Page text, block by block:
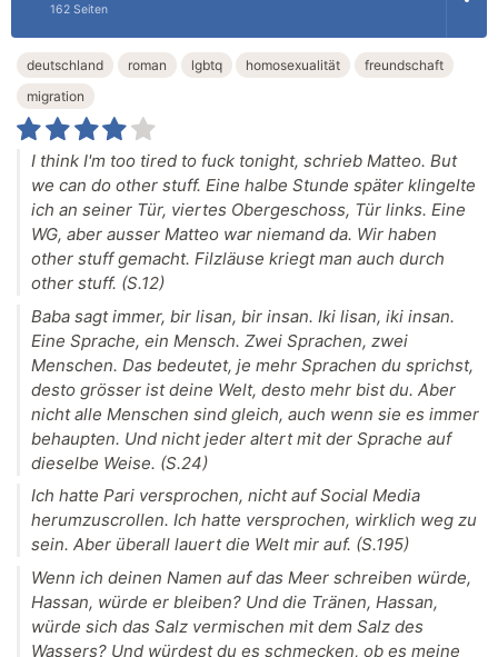
162 Seiten
deutschland roman lgbtq homosexualität
freundschaft
migration
I think I'm too tired to fuck tonight, schrieb Matteo. But
we can do other stuff. Eine halbe Stunde später klingelte
ich an seiner Tür, viertes Obergeschoss, Tür links. Eine
WG, aber ausser Matteo war niemand da. Wir haben
other stuff gemacht. Filzläuse kriegt man auch durch
other stuff. (S.12)
Baba sagt immer, bir lisan, bir insan. Iki lisan, iki insan.
Eine Sprache, ein Mensch. Zwei Sprachen, zwei
Menschen. Das bedeutet, je mehr Sprachen du sprichst,
desto grösser ist deine Welt, desto mehr bist du. Aber
nicht alle Menschen sind gleich, auch wenn sie es immer
behaupten. Und nicht jeder altert mit der Sprache auf
dieselbe Weise. (S.24)
Ich hatte Pari versprochen, nicht auf Social Media
herumzuscrollen. Ich hatte versprochen, wirklich weg zu
sein. Aber überall lauert die Welt mir auf. (S.195)
Wenn ich deinen Namen auf das Meer schreiben würde,
Hassan, würde er bleiben? Und die Tränen, Hassan,
würde sich das Salz vermischen mit dem Salz des
Wassers? Und würdest du es schmecken, ob es meine